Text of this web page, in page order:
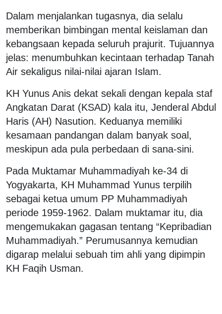
Dalam menjalankan tugasnya, dia selalu
memberikan bimbingan mental keislaman dan
kebangsaan kepada seluruh prajurit. Tujuannya
jelas: menumbuhkan kecintaan terhadap Tanah
Air sekaligus nilai-nilai ajaran Islam.
KH Yunus Anis dekat sekali dengan kepala staf
Angkatan Darat (KSAD) kala itu, Jenderal Abdul
Haris (AH) Nasution. Keduanya memiliki
kesamaan pandangan dalam banyak soal,
meskipun ada pula perbedaan di sana-sini.
Pada Muktamar Muhammadiyah ke-34 di
Yogyakarta, KH Muhammad Yunus terpilih
sebagai ketua umum PP Muhammadiyah
periode 1959-1962. Dalam muktamar itu, dia
mengemukakan gagasan tentang “Kepribadian
Muhammadiyah.” Perumusannya kemudian
digarap melalui sebuah tim ahli yang dipimpin
KH Faqih Usman.